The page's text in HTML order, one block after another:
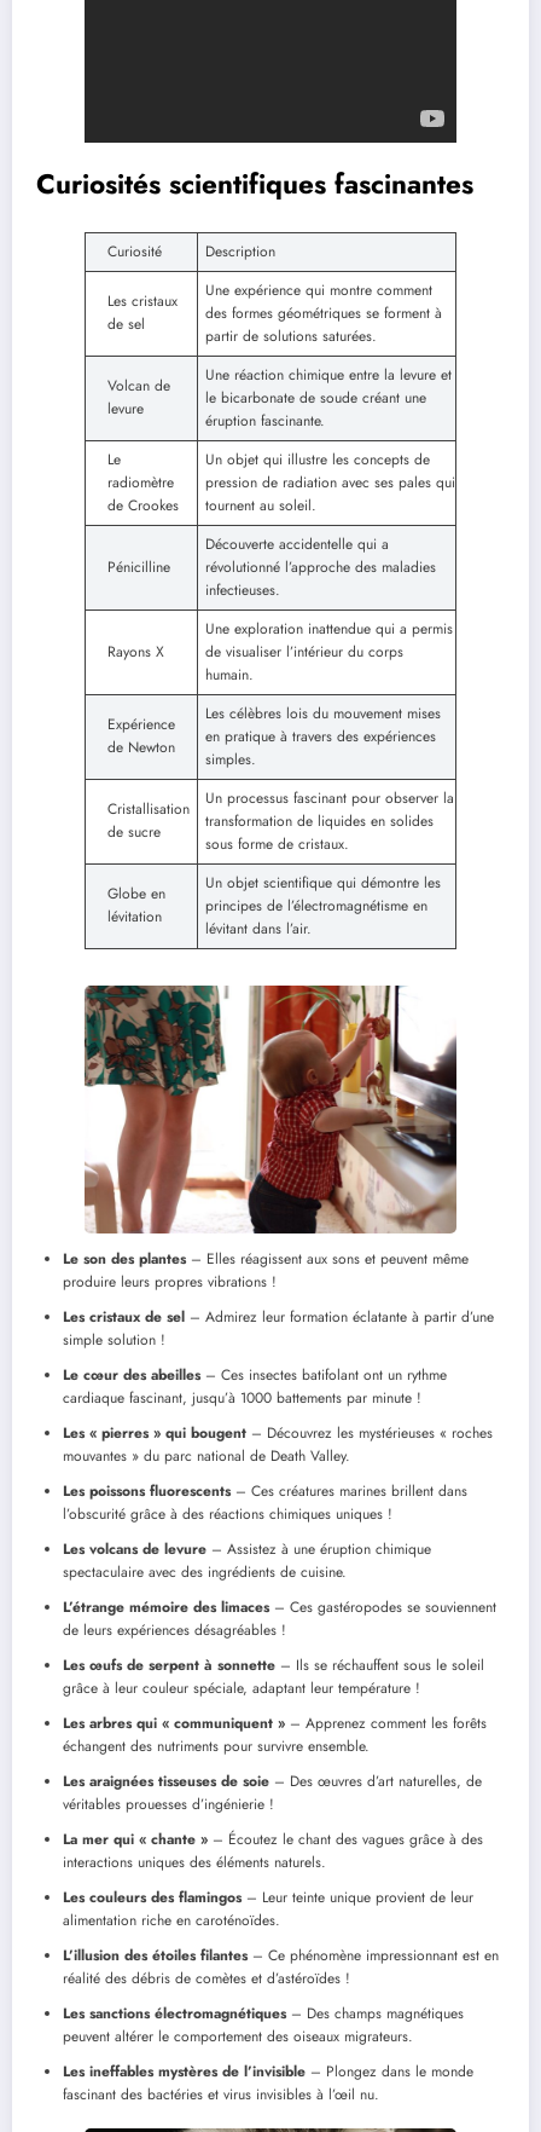
Curiosités scientifiques fascinantes
Curiosité Description
Les cristaux
de sel
Une expérience qui montre comment
des formes géométriques se forment à
partir de solutions saturées.
Volcan de
levure
Une réaction chimique entre la levure et
le bicarbonate de soude créant une
éruption fascinante.
Le
radiomètre
de Crookes
Un objet qui illustre les concepts de
pression de radiation avec ses pales qui
tournent au soleil.
Pénicilline
Découverte accidentelle qui a
révolutionné l’approche des maladies
infectieuses.
Rayons X
Une exploration inattendue qui a permis
de visualiser l’intérieur du corps
humain.
Expérience
de Newton
Les célèbres lois du mouvement mises
en pratique à travers des expériences
simples.
Cristallisation
de sucre
Un processus fascinant pour observer la
transformation de liquides en solides
sous forme de cristaux.
Globe en
lévitation
Un objet scientifique qui démontre les
principes de l’électromagnétisme en
lévitant dans l’air.
Le son des plantes– Elles réagissent aux sons et peuvent même
produire leurs propres vibrations !
Les cristaux de sel – Admirez leur formation éclatante à partir d’une
simple solution !
Le cœur des abeilles– Ces insectes batifolant ont un rythme
cardiaque fascinant, jusqu’à 1000 battements par minute !
Les « pierres » qui bougent – Découvrez les mystérieuses « roches
mouvantes » du parc national de Death Valley.
Les poissons fluorescents– Ces créatures marines brillent dans
l’obscurité grâce à des réactions chimiques uniques !
Les volcans de levure – Assistez à une éruption chimique
spectaculaire avec des ingrédients de cuisine.
L’étrange mémoire des limaces– Ces gastéropodes se souviennent
de leurs expériences désagréables !
Les œufs de serpent à sonnette – Ils se réchauffent sous le soleil
grâce à leur couleur spéciale, adaptant leur température !
Les arbres qui « communiquent » – Apprenez comment les forêts
échangent des nutriments pour survivre ensemble.
Les araignées tisseuses de soie – Des œuvres d’art naturelles, de
véritables prouesses d’ingénierie !
La mer qui « chante » – Écoutez le chant des vagues grâce à des
interactions uniques des éléments naturels.
Les couleurs des flamingos– Leur teinte unique provient de leur
alimentation riche en caroténoïdes.
L’illusion des étoiles filantes– Ce phénomène impressionnant est en
réalité des débris de comètes et d’astéroïdes !
Les sanctions électromagnétiques– Des champs magnétiques
peuvent altérer le comportement des oiseaux migrateurs.
Les ineffables mystères de l’invisible – Plongez dans le monde
fascinant des bactéries et virus invisibles à l’œil nu.